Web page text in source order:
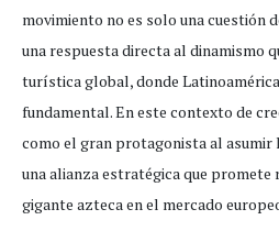
movimiento no es solo una cuestión
una respuesta directa al dinamismo
turística global, donde
fundamental. En este contexto de
como el gran protagonista al asumir
una alianza estratégica que promete
gigante azteca en el mercado